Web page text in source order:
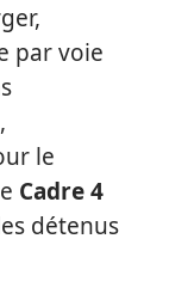
par voie
le
Cadre 4
détenus